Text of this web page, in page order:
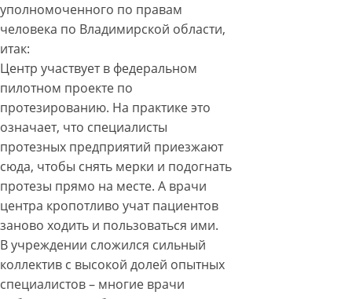
уполномоченного по правам
человека по Владимирской области,
итак:
Центр участвует в федеральном
пилотном проекте по
протезированию. На практике это
означает, что специалисты
протезных предприятий приезжают
сюда, чтобы снять мерки и подогнать
протезы прямо на месте. А врачи
центра кропотливо учат пациентов
заново ходить и пользоваться ими.
В учреждении сложился сильный
коллектив с высокой долей опытных
специалистов – многие врачи